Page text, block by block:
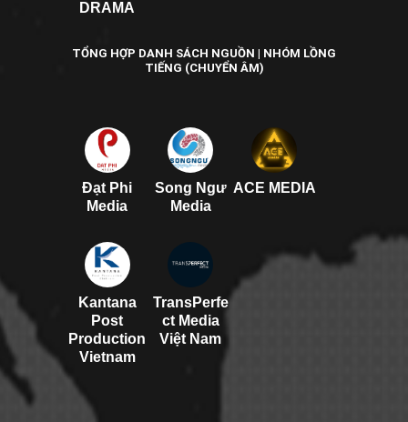
DRAMA
TỔNG HỢP DANH SÁCH NGUỒN | NHÓM LỒNG
TIẾNG (CHUYỂN ÂM)
Đạt Phi
Media
Song Ngư
Media
ACE MEDIA
Kantana
Post
Production
Vietnam
TransPerfe
ct Media
Việt Nam